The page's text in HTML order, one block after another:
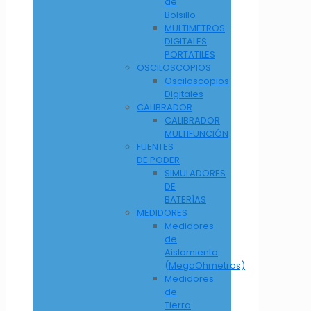
Bolsillo
MULTIMETROS
DIGITALES
PORTATILES
OSCILOSCOPIOS
Osciloscopios
Digitales
CALIBRADOR
CALIBRADOR
MULTIFUNCIÓN
FUENTES
DE PODER
SIMULADORES
DE
BATERÍAS
MEDIDORES
Medidores
de
Aislamiento
(MegaOhmetros)
Medidores
de
Tierra